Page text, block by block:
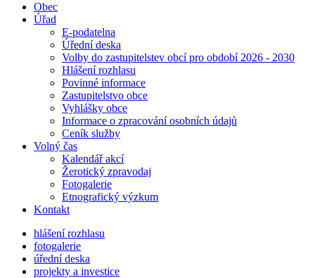
Obec
Úřad
E-podatelna
Úřední deska
Volby do zastupitelstev obcí pro období 2026 - 2030
Hlášení rozhlasu
Povinné informace
Zastupitelstvo obce
Vyhlášky obce
Informace o zpracování osobních údajů
Ceník služby
Volný čas
Kalendář akcí
Žerotický zpravodaj
Fotogalerie
Etnografický výzkum
Kontakt
hlášení rozhlasu
fotogalerie
úřední deska
projekty a investice